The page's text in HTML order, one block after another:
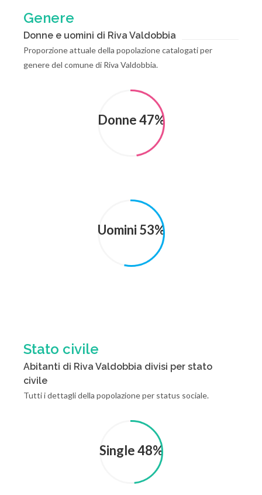
Genere
Donne e uomini di Riva Valdobbia
Proporzione attuale della popolazione catalogati per
genere del comune di Riva Valdobbia.
Donne 47%
Uomini 53%
Stato civile
Abitanti di Riva Valdobbia divisi per stato
civile
Tutti i dettagli della popolazione per status sociale.
Single 48%